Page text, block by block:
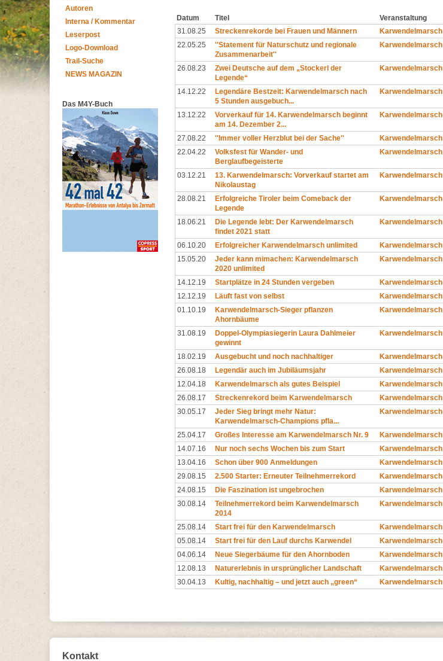
Autoren
Interna / Kommentar
Leserpost
Logo-Download
Trail-Suche
NEWS MAGAZIN
Das M4Y-Buch
Datum Titel
Veranstaltung
31.08.25
Streckenrekorde bei Frauen und Männern
Karwendelmarsch
22.05.25
''Statement für Naturschutz und regionale
Zusammenarbeit''
Karwendelmarsch
26.08.23
Zwei Deutsche auf dem „Stockerl der
Legende“
Karwendelmarsch
14.12.22
Legendäre Bestzeit: Karwendelmarsch nach
5 Stunden ausgebuch...
Karwendelmarsch
13.12.22
Vorverkauf für 14. Karwendelmarsch beginnt
am 14. Dezember 2...
Karwendelmarsch
27.08.22 ''Immer voller Herzblut bei der Sache''
Karwendelmarsch
22.04.22
Volksfest für Wander- und
Berglaufbegeisterte
Karwendelmarsch
03.12.21
13. Karwendelmarsch: Vorverkauf startet am
Nikolaustag
Karwendelmarsch
28.08.21
Erfolgreiche Tiroler beim Comeback der
Legende
Karwendelmarsch
18.06.21
Die Legende lebt: Der Karwendelmarsch
findet 2021 statt
Karwendelmarsch
06.10.20 Erfolgreicher Karwendelmarsch unlimited
Karwendelmarsch
15.05.20
Jeder kann mimachen: Karwendelmarsch
2020 unlimited
Karwendelmarsch
14.12.19 Startplätze in 24 Stunden vergeben
Karwendelmarsch
12.12.19
Läuft fast von selbst
Karwendelmarsch
01.10.19
Karwendelmarsch-Sieger pflanzen
Ahornbäume
Karwendelmarsch
31.08.19
Doppel-Olympiasiegerin Laura Dahlmeier
gewinnt
Karwendelmarsch
18.02.19 Ausgebucht und noch nachhaltiger
Karwendelmarsch
26.08.18
Legendär auch im Jubiläumsjahr
Karwendelmarsch
12.04.18
Karwendelmarsch als gutes Beispiel
Karwendelmarsch
26.08.17
Streckenrekord beim Karwendelmarsch
Karwendelmarsch
30.05.17
Jeder Sieg bringt mehr Natur:
Karwendelmarsch-Champions pfla...
Karwendelmarsch
25.04.17 Großes Interesse am Karwendelmarsch Nr. 9
Karwendelmarsch
14.07.16
Nur noch sechs Wochen bis zum Start
Karwendelmarsch
13.04.16
Schon über 900 Anmeldungen
Karwendelmarsch
29.08.15
2.500 Starter: Erneuter Teilnehmerrekord
Karwendelmarsch
24.08.15
Die Faszination ist ungebrochen
Karwendelmarsch
30.08.14
Teilnehmerrekord beim Karwendelmarsch
2014
Karwendelmarsch
25.08.14 Start frei für den Karwendelmarsch
Karwendelmarsch
05.08.14
Start frei für den Lauf durchs Karwendel
Karwendelmarsch
04.06.14
Neue Siegerbäume für den Ahornboden
Karwendelmarsch
12.08.13
Naturerlebnis in ursprünglicher Landschaft
Karwendelmarsch
30.04.13
Kultig, nachhaltig – und jetzt auch „green“ Karwendelmarsch
Kontakt